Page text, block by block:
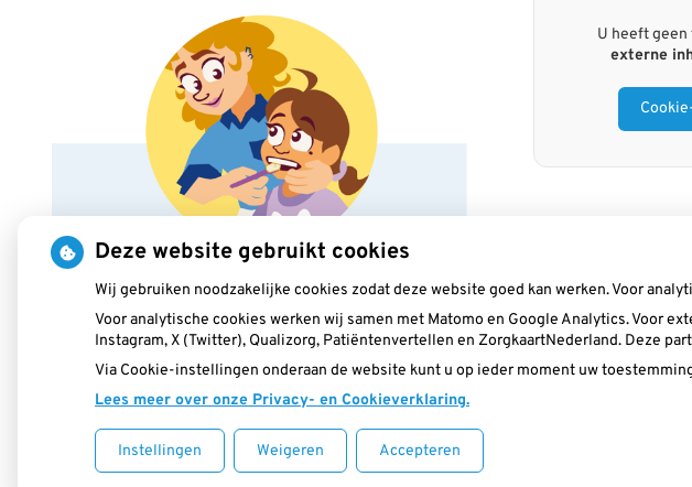
U heeft
externe
Uw Zorg Online|Beheer
Deze website gebruikt cookies
Wij gebruiken noodzakelijke cookies zodat deze website goed kan werken. Voor
Voor analytische cookies werken wij samen met Matomo en Google Analytics. Voor
Instagram, X (Twitter), Qualizorg, Patiëntenvertellen en ZorgkaartNederland. Deze
Via Cookie-instellingen onderaan de website kunt u op ieder moment uw
Lees meer over onze Privacy- en Cookieverklaring.
Instellingen Weigeren Accepteren